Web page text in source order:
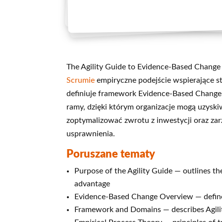
The Agility Guide to Evidence-Based
Scrumie empiryczne podejście wspierające
definiuje framework Evidence-Based
ramy, dzięki którym organizacje mogą
zoptymalizować zwrotu z inwestycji oraz
usprawnienia.
Poruszane tematy
Purpose of the Agility Guide — outlines
advantage
Evidence-Based Change Overview —
Framework and Domains — describes